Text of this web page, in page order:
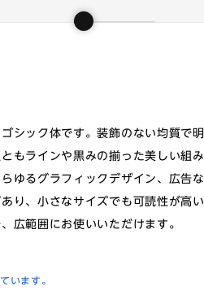
シック体です。装飾のない均質で明
もラインや黒みの揃った美しい組み
ゆるグラフィックデザイン、広告な
り、小さなサイズでも可読性が高い
広範囲にお使いいただけます。
います。